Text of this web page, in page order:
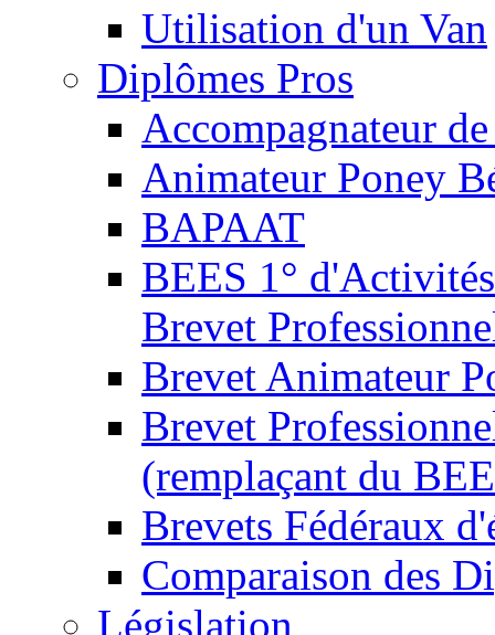
Utilisation d'un Van
Diplômes Pros
Accompagnateur
Animateur Poney
BAPAAT
BEES 1°
Brevet
Brevet Animateur
Brevet
(remplaçant du
Brevets Fédéraux
Comparaison des
Législation